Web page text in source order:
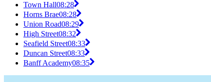
Town Hall08:28
Horns Brae08:28
Union Road08:29
High Street08:32
Seafield Street08:33
Duncan Street08:33
Banff Academy08:35